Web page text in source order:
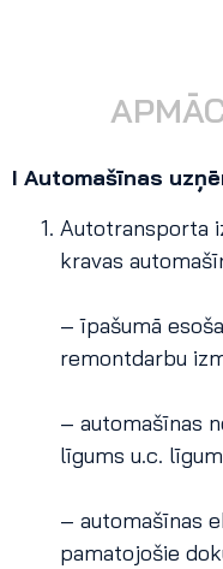
I Automašīnas
Autotransporta
kravas
– īpašumā
remontdarbu
– automašīnas
līgums u.c.
– automašīnas
pamatojošie